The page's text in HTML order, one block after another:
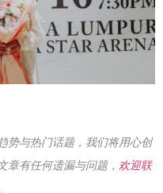
势与热门话题，我们将用心创
章有任何遗漏与问题， 欢迎联